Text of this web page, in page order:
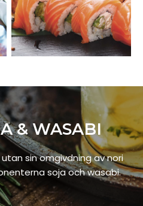
& WASABI
sin omgivdning av nori
soja och wasabi.